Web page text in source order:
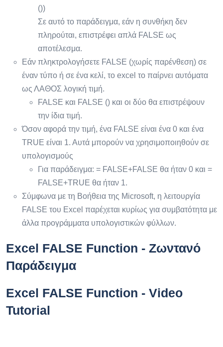
())
Σε αυτό το παράδειγμα, εάν η συνθήκη δεν
πληρούται, επιστρέφει απλά FALSE ως
αποτέλεσμα.
Εάν πληκτρολογήσετε FALSE (χωρίς παρένθεση) σε
έναν τύπο ή σε ένα κελί, το excel το παίρνει αυτόματα
ως ΛΑΘΟΣ λογική τιμή.
FALSE και FALSE () και οι δύο θα επιστρέψουν
την ίδια τιμή.
Όσον αφορά την τιμή, ένα FALSE είναι ένα 0 και ένα
TRUE είναι 1. Αυτά μπορούν να χρησιμοποιηθούν σε
υπολογισμούς
Για παράδειγμα: = FALSE+FALSE θα ήταν 0 και =
FALSE+TRUE θα ήταν 1.
Σύμφωνα με τη Βοήθεια της Microsoft, η λειτουργία
FALSE του Excel παρέχεται κυρίως για συμβατότητα με
άλλα προγράμματα υπολογιστικών φύλλων.
Excel FALSE Function - Ζωντανό
Παράδειγμα
Excel FALSE Function - Video
Tutorial